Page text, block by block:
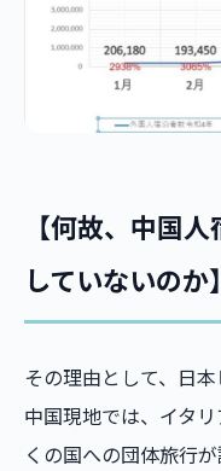
【何故、中国
していないのか】
その理由として、日
中国現地では、イタ
くの国への団体旅行